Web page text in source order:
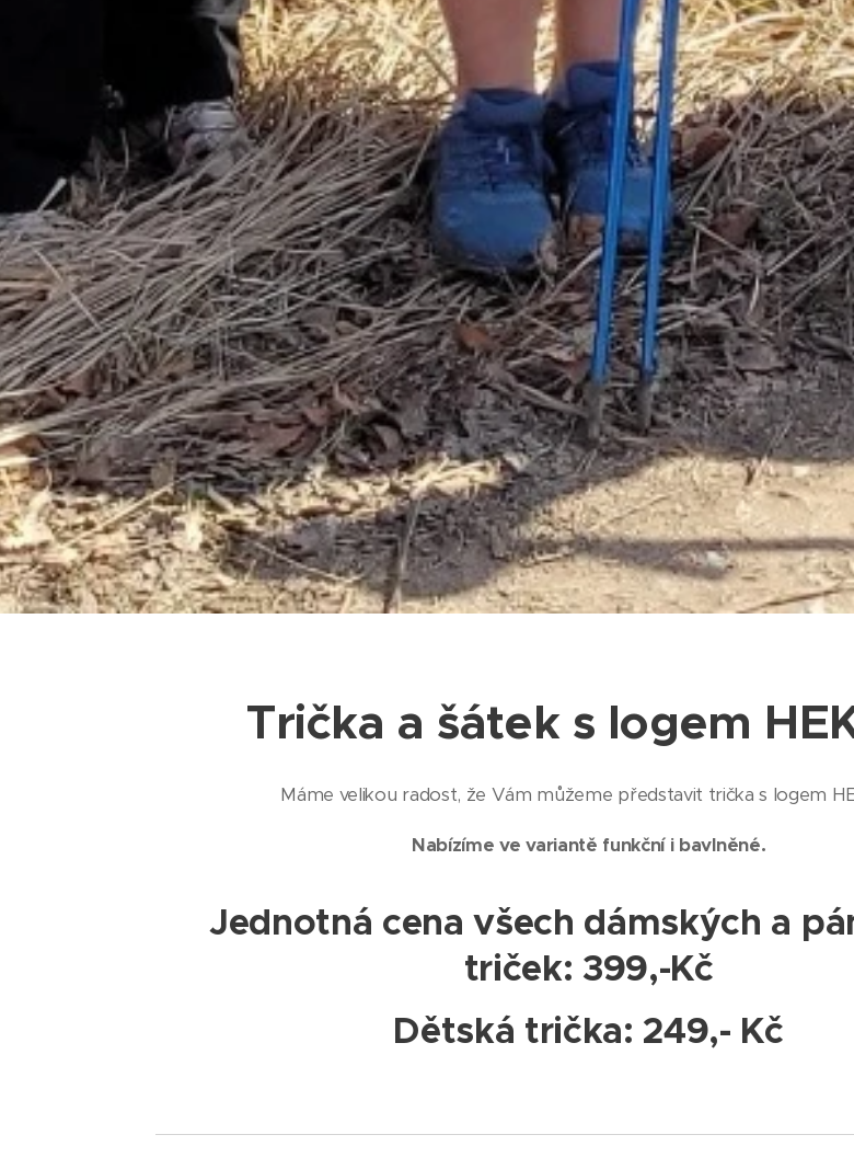
Trička a šátek s logem
Máme velikou radost, že Vám můžeme představit trička s logem
Nabízíme ve variantě funkční i bavlněné.
Jednotná cena všech dámských a
triček: 399,-Kč
Dětská trička: 249,- Kč